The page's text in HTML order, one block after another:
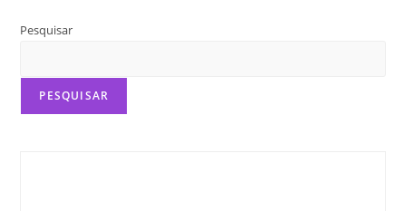
Pesquisar
PESQUISAR